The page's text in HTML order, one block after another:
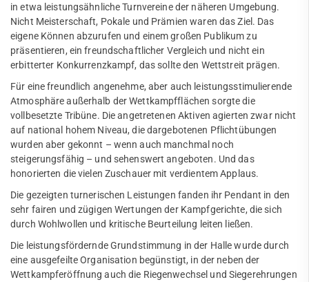
in etwa leistungsähnliche Turnvereine der näheren Umgebung.
Nicht Meisterschaft, Pokale und Prämien waren das Ziel. Das
eigene Können abzurufen und einem großen Publikum zu
präsentieren, ein freundschaftlicher Vergleich und nicht ein
erbitterter Konkurrenzkampf, das sollte den Wettstreit prägen.
Für eine freundlich angenehme, aber auch leistungsstimulierende
Atmosphäre außerhalb der Wettkampfflächen sorgte die
vollbesetzte Tribüne. Die angetretenen Aktiven agierten zwar nicht
auf national hohem Niveau, die dargebotenen Pflichtübungen
wurden aber gekonnt – wenn auch manchmal noch
steigerungsfähig – und sehenswert angeboten. Und das
honorierten die vielen Zuschauer mit verdientem Applaus.
Die gezeigten turnerischen Leistungen fanden ihr Pendant in den
sehr fairen und zügigen Wertungen der Kampfgerichte, die sich
durch Wohlwollen und kritische Beurteilung leiten ließen.
Die leistungsfördernde Grundstimmung in der Halle wurde durch
eine ausgefeilte Organisation begünstigt, in der neben der
Wettkampferöffnung auch die Riegenwechsel und Siegerehrungen